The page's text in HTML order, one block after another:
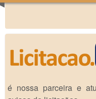
é nossa parceira e